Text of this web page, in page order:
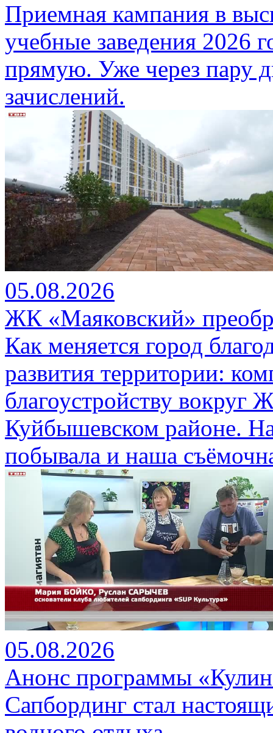
Приемная кампания в
учебные заведения 2026
прямую. Уже через пару
зачислений.
05.08.2026
ЖК «Маяковский»
Как меняется город
развития территории:
благоустройству вокруг
Куйбышевском районе.
побывала и наша
05.08.2026
Анонс программы
Сапбординг стал